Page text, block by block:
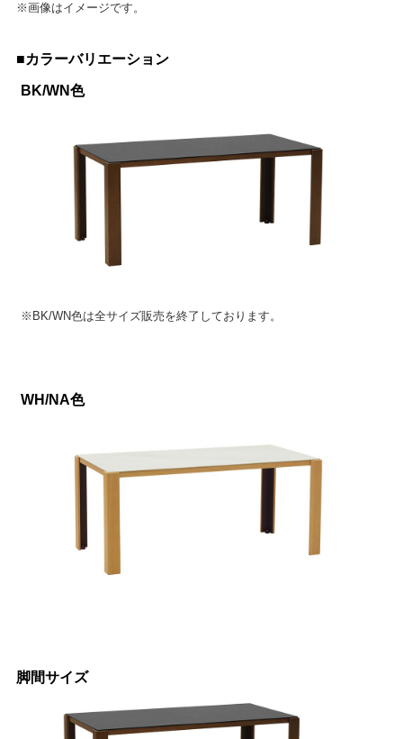
※画像はイメージです。
■カラーバリエーション
BK/WN色
※BK/WN色は全サイズ販売を終了しております。
WH/NA色
脚間サイズ